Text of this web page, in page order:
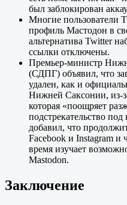
был заблокирован
Многие пользователи
профиль Мастодон в
альтернатива Twitter
ссылки отключены.
Премьер-министр
(СДПГ) объявил, что
удален, как и
Нижней Саксонии, из-
которая «поощряет
подстрекательство
добавил, что
Facebook и Instagram и
время изучает
Mastodon.
Заключение